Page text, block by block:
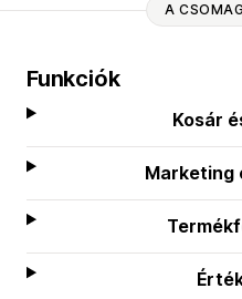
A
Funkciók
Kosár
Marketing